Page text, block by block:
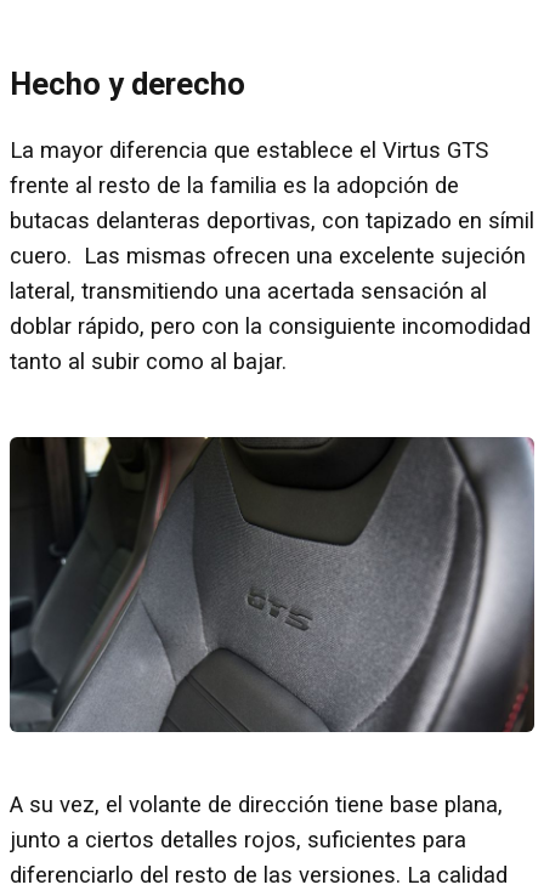
Hecho y derecho
La mayor diferencia que establece el Virtus GTS
frente al resto de la familia es la adopción de
butacas delanteras deportivas, con tapizado en símil
cuero. Las mismas ofrecen una excelente sujeción
lateral, transmitiendo una acertada sensación al
doblar rápido, pero con la consiguiente incomodidad
tanto al subir como al bajar.
A su vez, el volante de dirección tiene base plana,
junto a ciertos detalles rojos, suficientes para
diferenciarlo del resto de las versiones. La calidad